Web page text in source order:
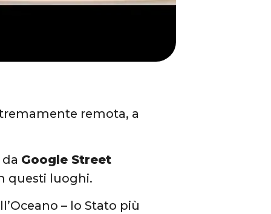
remota, a
Google Street
questi luoghi.
– lo Stato più